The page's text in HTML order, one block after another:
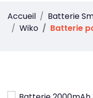
Accueil
Batterie
Wiko
Batterie